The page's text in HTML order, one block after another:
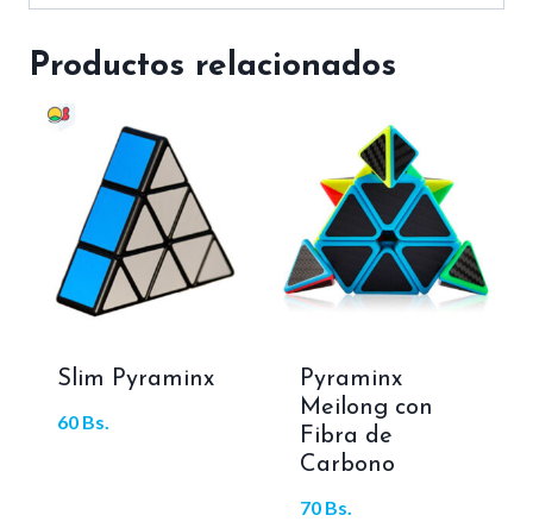
Productos relacionados
Slim Pyraminx
60 Bs.
Pyraminx
Meilong con
Fibra de
Carbono
70 Bs.